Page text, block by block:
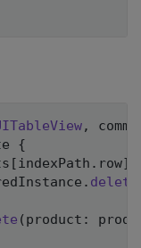
,
{
[indexPath . row]
. delete
( product :